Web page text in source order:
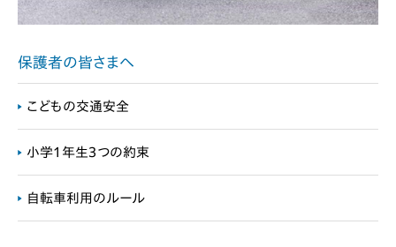
保護者の皆さまへ
こどもの交通安全
小学１年生３つの約束
自転車利用のルール